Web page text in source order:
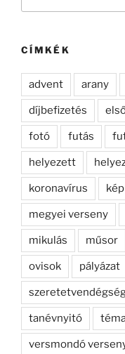
CÍMKÉK
advent arany
díjbefizetés
fotó futás
helyezett
koronavírus kép
megyei verseny
mikulás műsor
ovisok pályázat
tanévnyitó
versmondó